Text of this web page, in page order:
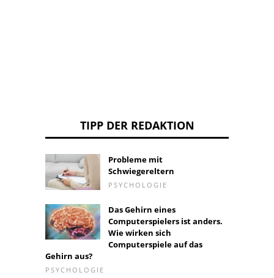
TIPP DER REDAKTION
Probleme mit
Schwiegereltern
PSYCHOLOGIE
Das Gehirn eines
Computerspielers ist anders.
Wie wirken sich
Computerspiele auf das
Gehirn aus?
PSYCHOLOGIE